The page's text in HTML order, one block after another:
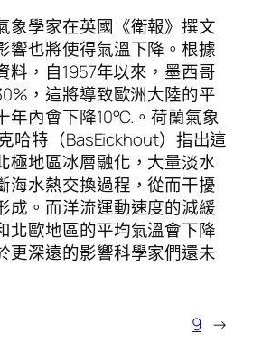
象學家在英國《衛報》撰文
響也將使得氣溫下降。根據
料，自1957年以來，墨西哥
，這將導致歐洲大陸的平
年內會下降10°C.。荷蘭氣象
哈特（BasEickhout）指出這
極地區冰層融化，大量淡水
海水熱交換過程，從而干擾
成。而洋流運動速度的減緩
北歐地區的平均氣溫會下降
更深遠的影響科學家們還未
9 →